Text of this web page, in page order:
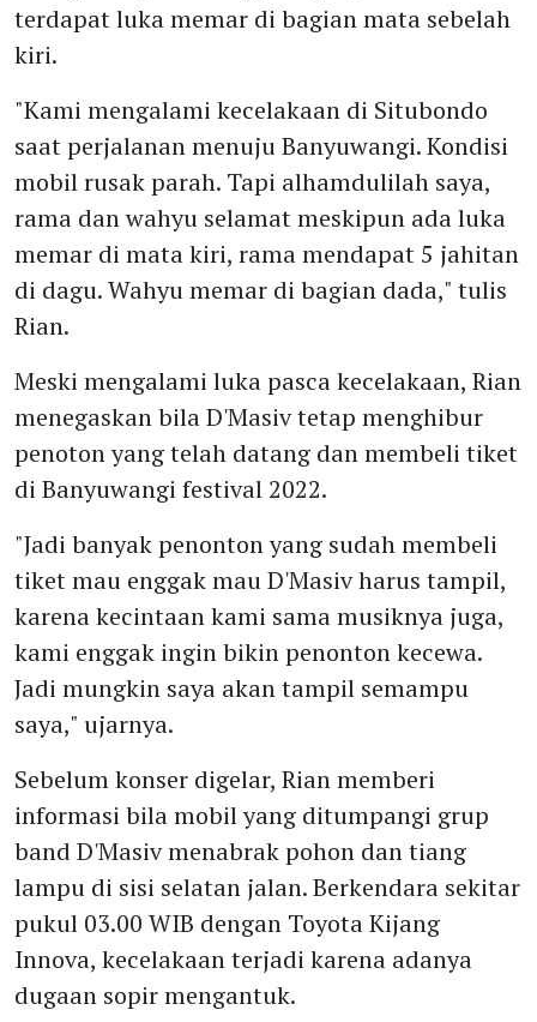
terdapat luka memar di bagian mata sebelah
kiri.
"Kami mengalami kecelakaan di Situbondo
saat perjalanan menuju Banyuwangi. Kondisi
mobil rusak parah. Tapi alhamdulilah saya,
rama dan wahyu selamat meskipun ada luka
memar di mata kiri, rama mendapat 5 jahitan
di dagu. Wahyu memar di bagian dada," tulis
Rian.
Meski mengalami luka pasca kecelakaan, Rian
menegaskan bila D'Masiv tetap menghibur
penoton yang telah datang dan membeli tiket
di Banyuwangi festival 2022.
"Jadi banyak penonton yang sudah membeli
tiket mau enggak mau D'Masiv harus tampil,
karena kecintaan kami sama musiknya juga,
kami enggak ingin bikin penonton kecewa.
Jadi mungkin saya akan tampil semampu
saya," ujarnya.
Sebelum konser digelar, Rian memberi
informasi bila mobil yang ditumpangi grup
band D'Masiv menabrak pohon dan tiang
lampu di sisi selatan jalan. Berkendara sekitar
pukul 03.00 WIB dengan Toyota Kijang
Innova, kecelakaan terjadi karena adanya
dugaan sopir mengantuk.